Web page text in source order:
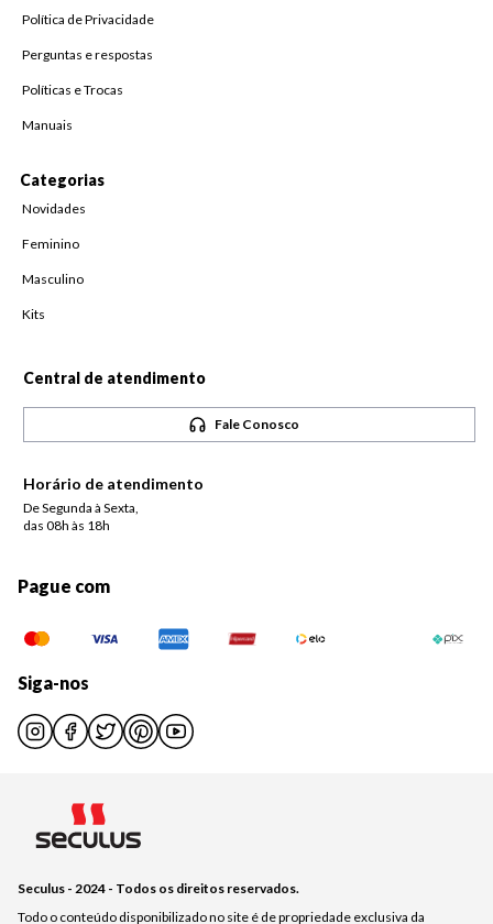
Política de Privacidade
Perguntas e respostas
Políticas e Trocas
Manuais
Categorias
Novidades
Feminino
Masculino
Kits
Central de atendimento
Fale Conosco
Horário de atendimento
De Segunda à Sexta,
das 08h às 18h
Pague com
Siga-nos
Seculus - 2024 - Todos os direitos reservados.
Todo o conteúdo disponibilizado no site é de propriedade exclusiva da